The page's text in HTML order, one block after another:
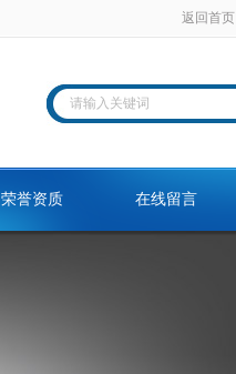
返回首页
荣誉资质 在线留言